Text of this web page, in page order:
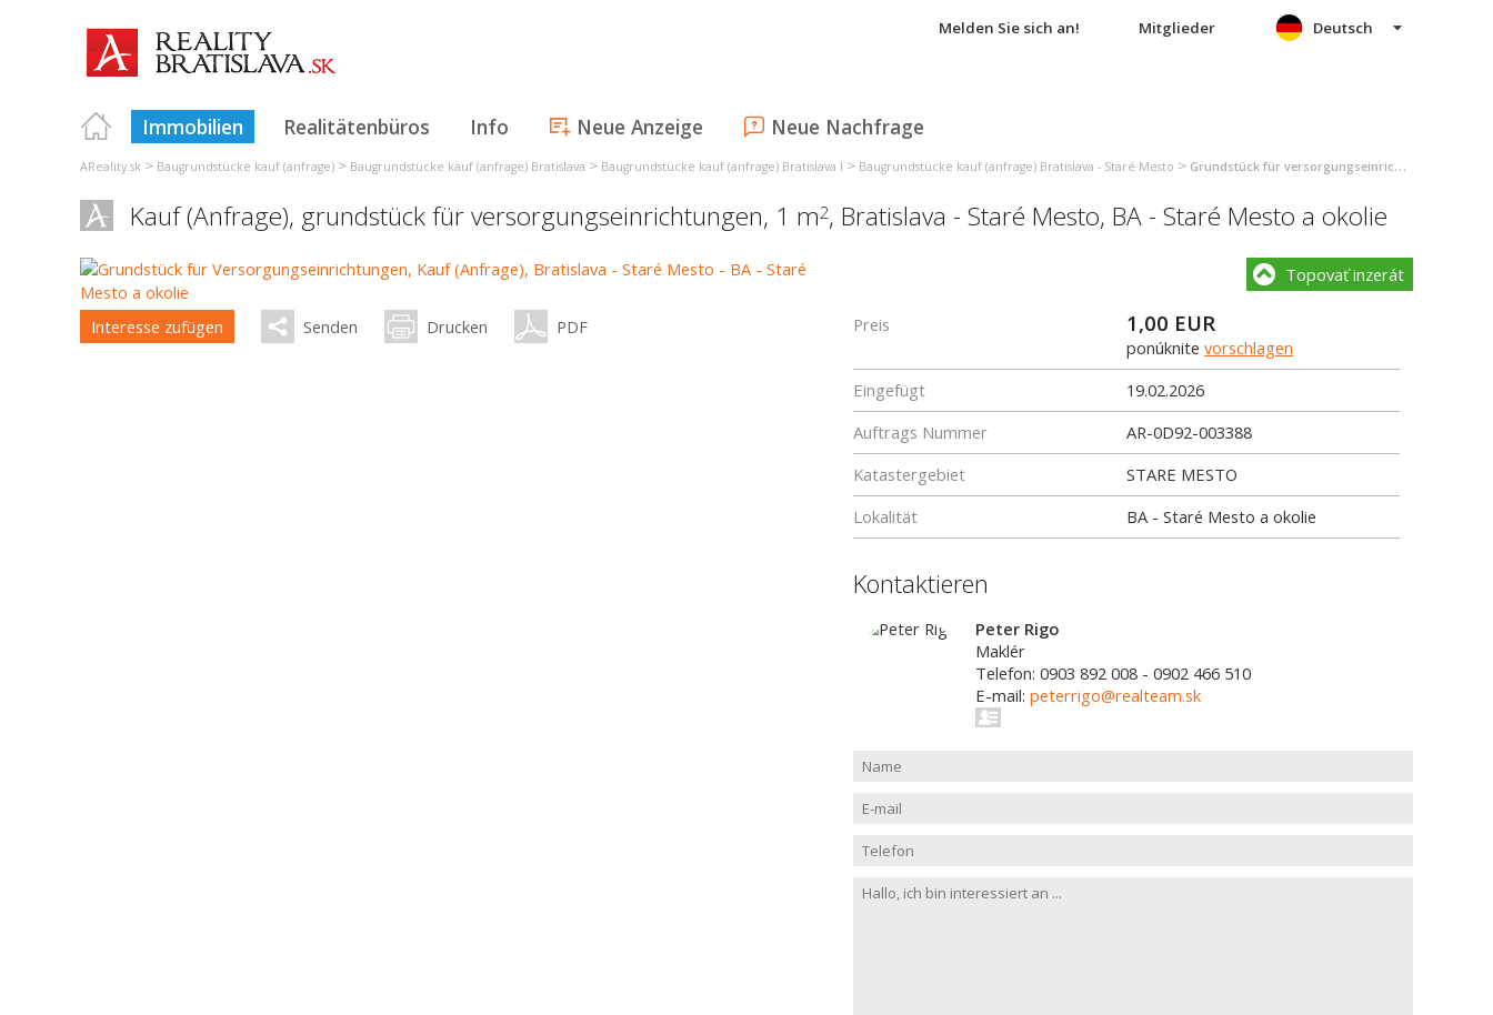
Melden Sie sich an! Mitglieder
Immobilien Realitätenbüros Info Neue Anzeige Neue Nachfrage
Deutsch
AReality.sk > Baugrundstücke kauf (anfrage) > Baugrundstücke kauf (anfrage) Bratislava > Baugrundstücke kauf (anfrage) Bratislava I > Baugrundstücke kauf (anfrage) Bratislava - Staré Mesto > Grundstück für versorgungseinrichtungen kauf (anfrage) Bratislava - Staré Mesto
Kauf (Anfrage), grundstück für versorgungseinrichtungen, 1 m2, Bratislava - Staré Mesto, BA - Staré Mesto a okolie
Interesse zufügen Senden Drucken PDF
Topovať inzerát
Preis 1,00 EUR
ponúknite vorschlagen
Eingefügt
19.02.2026
Auftrags Nummer
AR-0D92-003388
Katastergebiet
STARE MESTO
Lokalität
BA - Staré Mesto a okolie
Kontaktieren
Peter Rigo
Maklér
Telefon: 0903 892 008 - 0902 466 510
E-mail: peterrigo@realteam.sk